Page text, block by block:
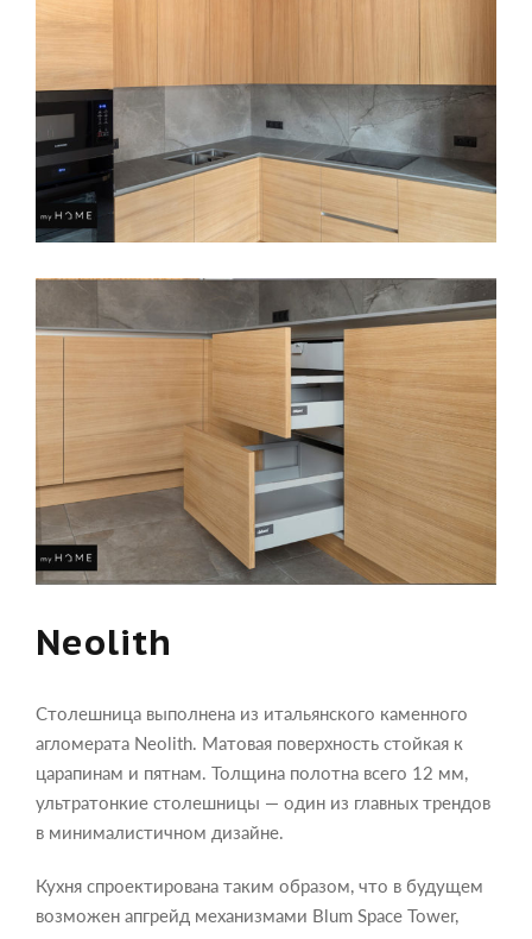
Neolith
Столешница выполнена из итальянского каменного
агломерата Neolith. Матовая поверхность стойкая к
царапинам и пятнам. Толщина полотна всего 12 мм,
ультратонкие столешницы — один из главных трендов
в минималистичном дизайне.
Кухня спроектирована таким образом, что в будущем
возможен апгрейд механизмами Blum Space Tower,